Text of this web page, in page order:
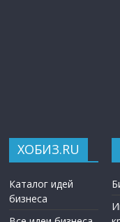
ХОБИЗ.RU
Каталог идей
бизнеса